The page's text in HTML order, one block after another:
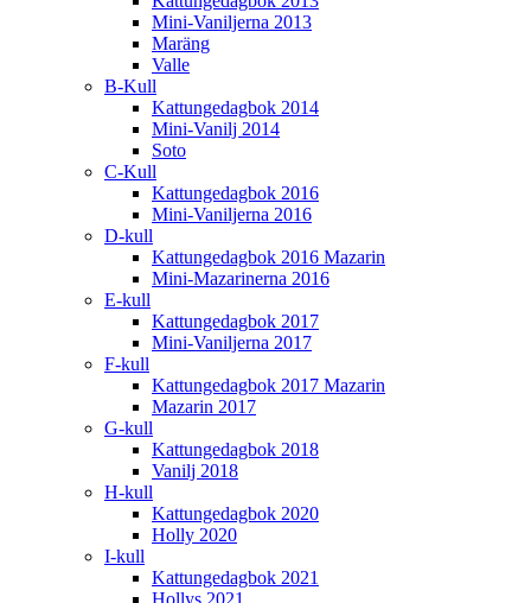
Mini-Vaniljerna 2013
Maräng
Valle
B-Kull
Kattungedagbok 2014
Mini-Vanilj 2014
Soto
C-Kull
Kattungedagbok 2016
Mini-Vaniljerna 2016
D-kull
Kattungedagbok 2016 Mazarin
Mini-Mazarinerna 2016
E-kull
Kattungedagbok 2017
Mini-Vaniljerna 2017
F-kull
Kattungedagbok 2017 Mazarin
Mazarin 2017
G-kull
Kattungedagbok 2018
Vanilj 2018
H-kull
Kattungedagbok 2020
Holly 2020
I-kull
Kattungedagbok 2021
Hollys 2021